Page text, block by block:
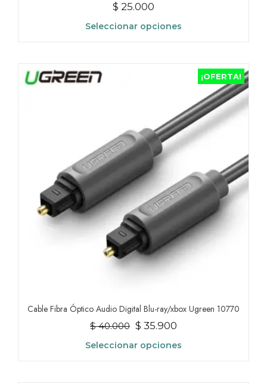
$ 25.000
Seleccionar opciones
pueden
elegir
la
página
de
producto
¡OFERTA!
Cable Fibra Óptico Audio Digital Blu-ray/xbox Ugreen 10770
$40.000 El
precio
$ 35.900
Seleccionar opciones